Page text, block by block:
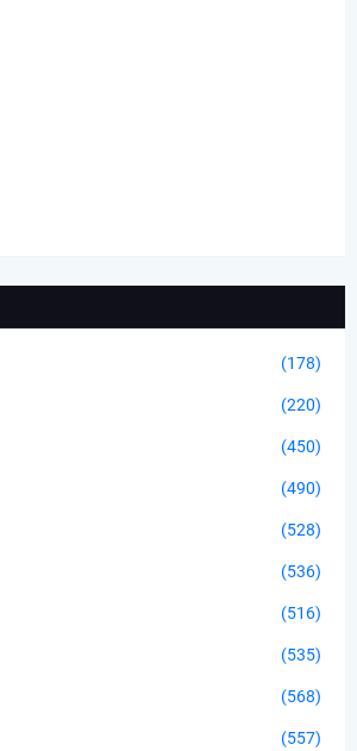
(178)
(220)
(450)
(490)
(528)
(536)
(516)
(535)
(568)
(557)